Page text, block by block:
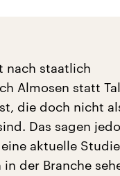
nach staatlich
Almosen statt
die doch nicht
Das sagen
aktuelle
der Branche